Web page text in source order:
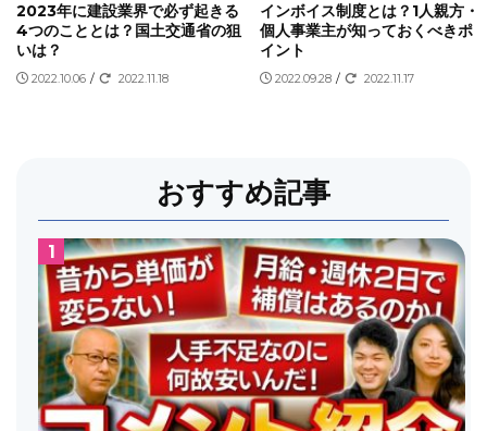
2023年に建設業界で必ず起きる
4つのこととは？国土交通省の狙
いは？
2022.10.06 / 2022.11.18
インボイス制度とは？1人親方・
個人事業主が知っておくべきポ
イント
2022.09.28 / 2022.11.17
おすすめ記事